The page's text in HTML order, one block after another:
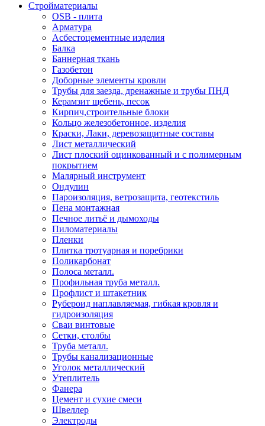
Стройматериалы
OSB - плита
Арматура
Асбестоцементные изделия
Балка
Баннерная ткань
Газобетон
Доборные элементы кровли
Трубы для заезда, дренажные и трубы ПНД
Керамзит щебень, песок
Кирпич,строительные блоки
Кольцо железобетонное, изделия
Краски, Лаки, деревозащитные составы
Лист металлический
Лист плоский оцинкованный и с полимерным
покрытием
Малярный инструмент
Ондулин
Пароизоляция, ветрозащита, геотекстиль
Пена монтажная
Печное литьё и дымоходы
Пиломатериалы
Пленки
Плитка тротуарная и поребрики
Поликарбонат
Полоса металл.
Профильная труба металл.
Профлист и штакетник
Рубероид наплавляемая, гибкая кровля и
гидроизоляция
Сваи винтовые
Сетки, столбы
Труба металл.
Трубы канализационные
Уголок металлический
Утеплитель
Фанера
Цемент и сухие смеси
Швеллер
Электроды